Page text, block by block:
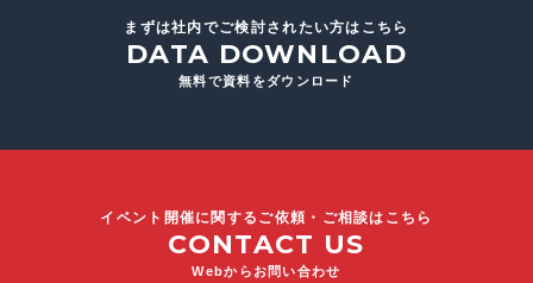
まずは社内でご検討されたい方はこちら
DATA DOWNLOAD
無料で資料をダウンロード
イベント開催に関するご依頼・ご相談はこちら
CONTACT US
Webからお問い合わせ